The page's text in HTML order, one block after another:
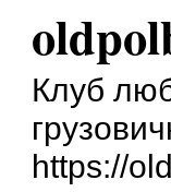
Клуб
https://